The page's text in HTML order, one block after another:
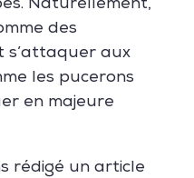
Naturellement,
des
s’attaquer aux
les pucerons
en majeure
rédigé un article